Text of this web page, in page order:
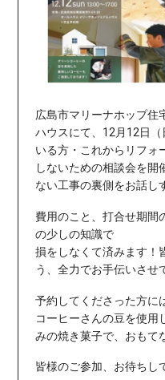
広島市マリーナホップ住
ハウスにて、12月12日（
いる方・これからリフォ
しないための相談会を開
ない工事の裏側をお話し
費用のこと、打合せ期間
の少しの知識で
損をしなくて済みます！
う、全力でお手伝いさせ
予約してくださった方に
コーヒーさんの豆を使用
みの焼き菓子で、おもて
皆様のご参加、お待ちし